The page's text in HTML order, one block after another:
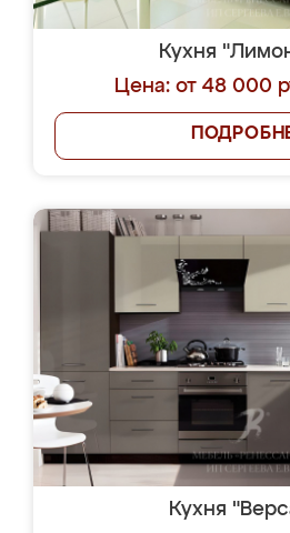
Кухня
Цена: от 48 000
Кухня